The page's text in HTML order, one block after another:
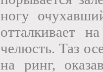
ногу
отталкивает
челюсть. Таз
на ринг,